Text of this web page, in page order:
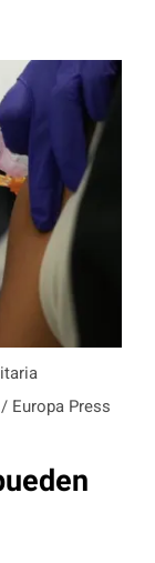
Europa Press